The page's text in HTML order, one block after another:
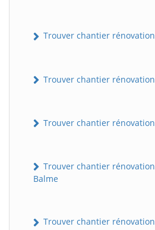
Trouver chantier
Trouver chantier
Trouver chantier
Trouver chantier
Balme
Trouver chantier